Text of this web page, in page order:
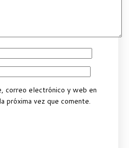
correo electrónico y web en
próxima vez que comente.